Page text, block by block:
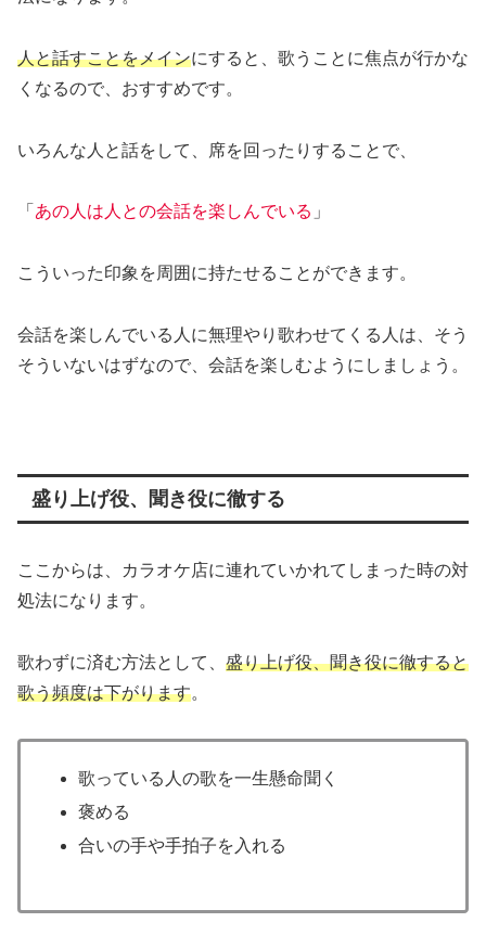
人と話すことをメインにすると、歌うことに焦点が行かな
くなるので、おすすめです。
いろんな人と話をして、席を回ったりすることで、
「 あの人は人との会話を楽しんでいる 」
こういった印象を周囲に持たせることができます。
会話を楽しんでいる人に無理やり歌わせてくる人は、そう
そういないはずなので、会話を楽しむようにしましょう。
盛り上げ役、聞き役に徹する
ここからは、カラオケ店に連れていかれてしまった時の対
処法になります。
歌わずに済む方法として、 盛り上げ役、聞き役に徹すると
歌う頻度は下がります。
歌っている人の歌を一生懸命聞く
褒める
合いの手や手拍子を入れる